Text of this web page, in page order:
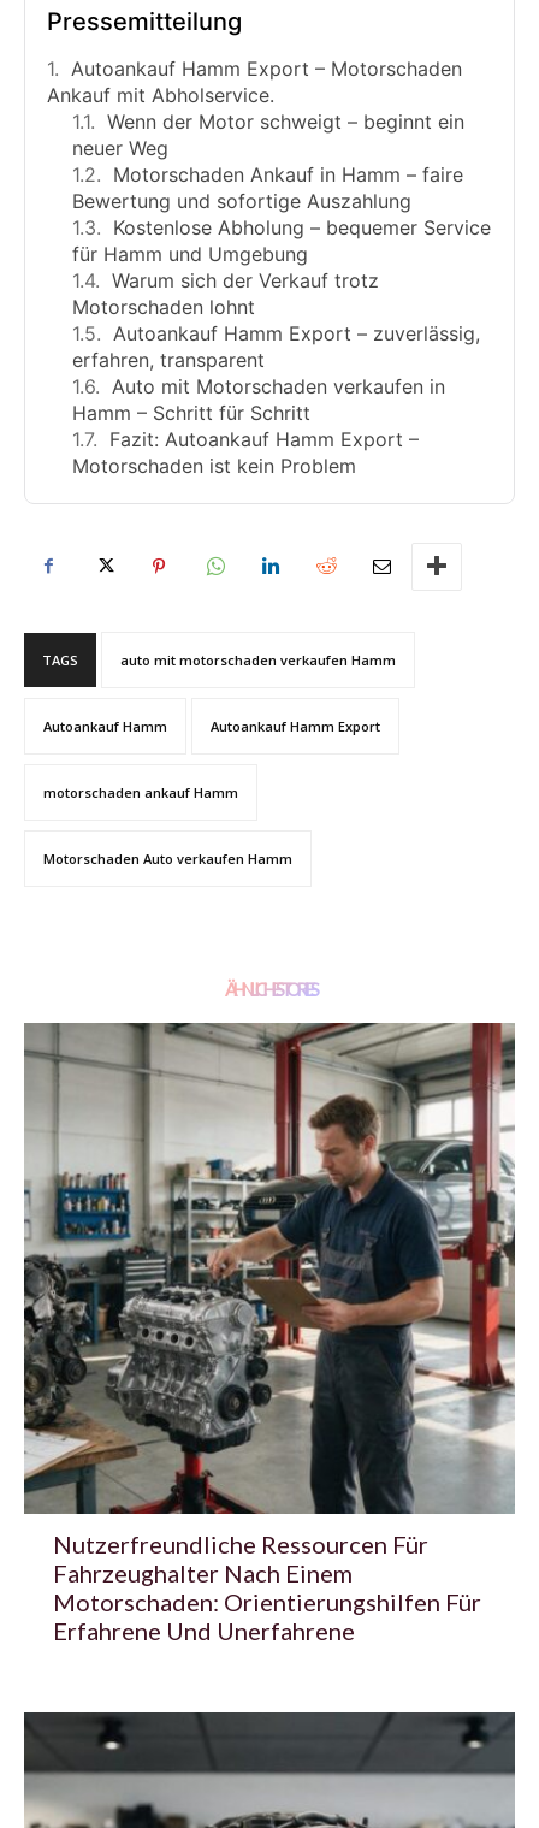
Pressemitteilung
Autoankauf Hamm Export – Motorschaden
Ankauf mit Abholservice.
Wenn der Motor schweigt – beginnt ein
neuer Weg
Motorschaden Ankauf in Hamm – faire
Bewertung und sofortige Auszahlung
Kostenlose Abholung – bequemer Service
für Hamm und Umgebung
Warum sich der Verkauf trotz
Motorschaden lohnt
Autoankauf Hamm Export – zuverlässig,
erfahren, transparent
Auto mit Motorschaden verkaufen in
Hamm – Schritt für Schritt
Fazit: Autoankauf Hamm Export –
Motorschaden ist kein Problem
TAGS auto mit motorschaden verkaufen Hamm
Autoankauf Hamm Autoankauf Hamm Export
motorschaden ankauf Hamm
Motorschaden Auto verkaufen Hamm
ÄHNLICHE STORIES
Nutzerfreundliche Ressourcen Für
Fahrzeughalter Nach Einem
Motorschaden: Orientierungshilfen Für
Erfahrene Und Unerfahrene